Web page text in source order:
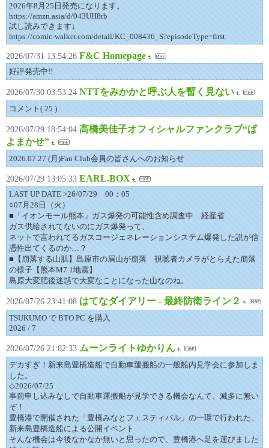
2026年8月25日発売になります。
https://amzn.asia/d/043UH8rb
試し読みできます↓
https://comic-walker.com/detail/KC_008436_S?episodeType=first
2026/07/31 13:54:26 F&C Homepage
好評発売中!!
2026/07/30 03:53:24 NTTをみかかと呼ぶ人を暫く見ない
コメント( 25 )
2026/07/29 18:54:04 高橋美佳子オフィシャルファンクラブ“ぱ
よまかせ”
2026.07.27 (月)Fan Club会員の皆さんへのお知らせ
2026/07/29 13:05:33 EARL.BOX
LAST UP DATE >26/07/29 00：05
○07月28日（火）
■「イオンモール熊本」ガス爆発の可能性含め調査中 経産省
ガス供給されてないのにガス爆発って、
ネットで言われてるガスコージェネレーションシステム爆発した説が信
憑性出てくるのか…？
■【崩落する山肌】島原市の眉山が崩落 視聴者カメラがとらえた崩落
の様子【熊本M7.1地震】
島原大変肥後迷惑で大変なことになった山なのね。
2026/07/26 23:41:08 はてなダイアリー - 最終防衛ライン２
TSUKUMO で BTO PC を購入
2026 / 7
2026/07/26 21:02:33 ムーンライトゆかりん
デカすぎ！新来島豊橋造船で自動車運搬船の一般船内見学会に参加しま
した。
◇2026/07/25
事前申し込みなしで自動車運搬船が見学できる機会なんて、滅多に無い
ぞ！
豊橋港で開催された「豊橋みなとフェスティバル」の一環で行われた、
新来島豊橋造船による公開イベント
そんな機会は今後なかなか無いと思ったので、豊橋港へ足を運びました